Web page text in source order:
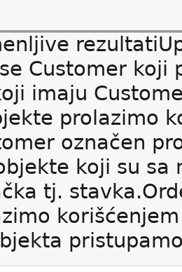
Customer koji
imaju
prolazimo
označen
koji su
tj.